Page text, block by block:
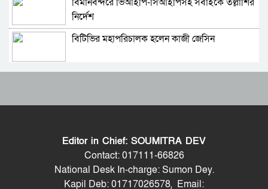
এবার মেসিদের জন্য দি মারিয়ার বার্তা
বিবিসি বাংলার প্রতিবেদন; মেসির সাথে প্রতারণা,
ফাইনালে হেরে যা বললেন স্কালোনি
বিমানবন্দরে ভিআইপি-সিআইপিসহ সবাইকে তল্লাশির
নির্দেশ
বিটিভির মহাপরিচালক হলেন কাজী জেসিন
র‍্যাব বিলুপ্ত করে আনা হচ্ছে নতুন বাহিনী
আওয়ামী লীগ আমাদের শত্রু নয়, অচিরেই আওয়ামী
লীগ বিএনপির সঙ্গে মিশে যাবে: সংসদ সদস্য নাছির
সচিব পদে পদোন্নতি পেলেন জেসমিন নাহার
Editor in Chief: SOUMITRA DEV
Contact: 017111-66826
National Desk In-charge: Sumon Dey.
Kapil Deb: 01717026578, Email: